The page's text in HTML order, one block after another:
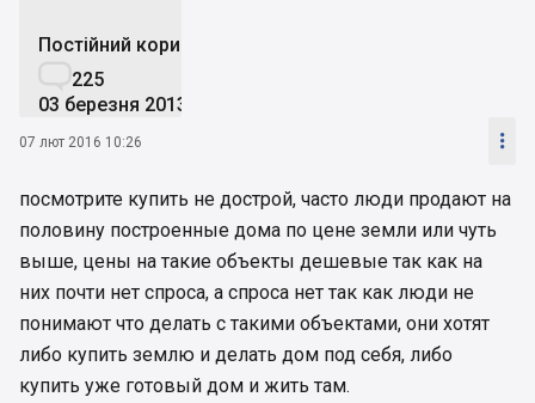
Постійний користувач
225
03 березня 2013
07 лют 2016 10:26 
посмотрите купить не дострой, часто люди продают на
половину построенные дома по цене земли или чуть
выше, цены на такие объекты дешевые так как на
них почти нет спроса, а спроса нет так как люди не
понимают что делать с такими объектами, они хотят
либо купить землю и делать дом под себя, либо
купить уже готовый дом и жить там.